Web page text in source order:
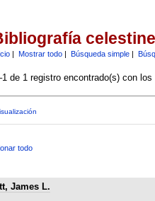
| Mostrar todo| Búsqueda simple|
de 1 registro encontrado(s) con
todo
James L.